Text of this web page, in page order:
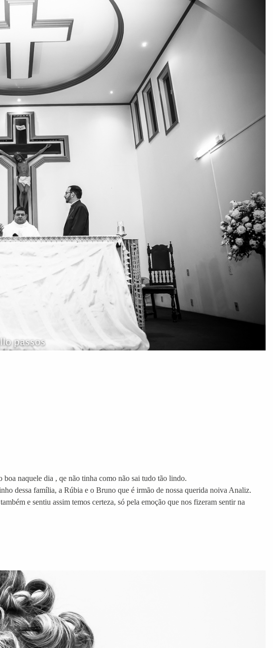
naquele dia , qe não tinha como não sai tudo tão lindo.
dessa família, a Rúbia e o Bruno que é irmão de nossa querida noiva Analiz.
e sentiu assim temos certeza, só pela emoção que nos fizeram sentir na